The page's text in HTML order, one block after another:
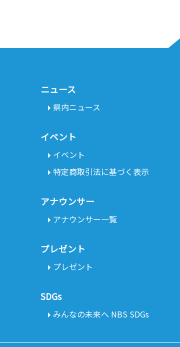
ニュース
県内ニュース
イベント
イベント
特定商取引法に基づく表示
アナウンサー
アナウンサー一覧
プレゼント
プレゼント
SDGs
みんなの未来へ NBS SDGs